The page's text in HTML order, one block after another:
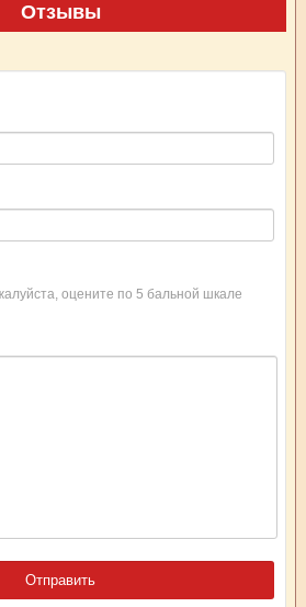
Отзывы
оцените по 5 бальной шкале